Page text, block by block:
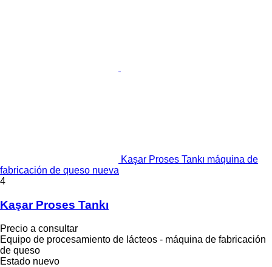
Kaşar Proses Tankı máquina de
fabricación de queso nueva
4
Kaşar Proses Tankı
Precio a consultar
Equipo de procesamiento de lácteos - máquina de fabricación
de queso
Estado nuevo